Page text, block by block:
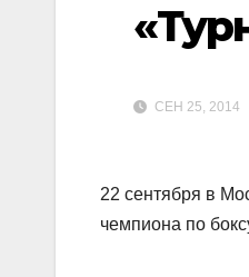
СЕН 25, 2014
22 сентября в
чемпиона по